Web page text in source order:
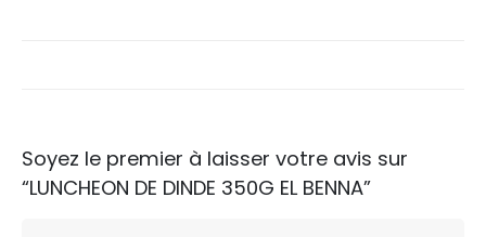
Soyez le premier à laisser votre avis sur
“LUNCHEON DE DINDE 350G EL BENNA”